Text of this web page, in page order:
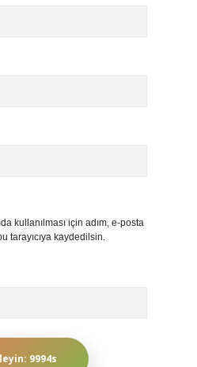
kullanılması için adım, e-posta
tarayıcıya kaydedilsin.